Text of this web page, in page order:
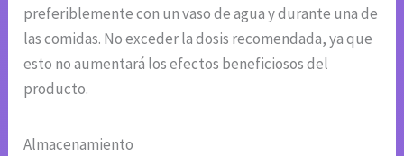
preferiblemente con un vaso de agua y durante una de
las comidas. No exceder la dosis recomendada, ya que
esto no aumentará los efectos beneficiosos del
producto.
Almacenamiento